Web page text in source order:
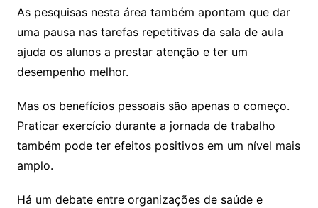
As pesquisas nesta área também apontam que dar
uma pausa nas tarefas repetitivas da sala de aula
ajuda os alunos a prestar atenção e ter um
desempenho melhor.
Mas os benefícios pessoais são apenas o começo.
Praticar exercício durante a jornada de trabalho
também pode ter efeitos positivos em um nível mais
amplo.
Há um debate entre organizações de saúde e